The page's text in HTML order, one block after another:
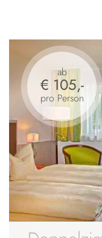
ab
€ 105,-
pro Person